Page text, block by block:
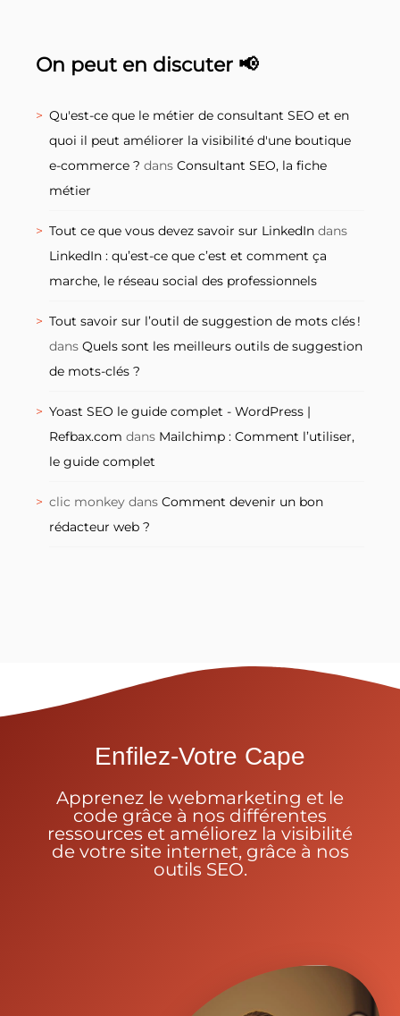
On peut en discuter 📢
Qu'est-ce que le métier de consultant SEO et en
quoi il peut améliorer la visibilité d'une boutique
e-commerce ? dans Consultant SEO, la fiche
métier
Tout ce que vous devez savoir sur LinkedIn dans
LinkedIn : qu’est-ce que c’est et comment ça
marche, le réseau social des professionnels
Tout savoir sur l’outil de suggestion de mots clés !
dans Quels sont les meilleurs outils de suggestion
de mots-clés ?
Yoast SEO le guide complet - WordPress |
Refbax.com dans Mailchimp : Comment l’utiliser,
le guide complet
clic monkey dans Comment devenir un bon
rédacteur web ?
Enfilez-Votre Cape
Apprenez le webmarketing et le
code grâce à nos différentes
ressources et améliorez la visibilité
de votre site internet, grâce à nos
outils SEO.